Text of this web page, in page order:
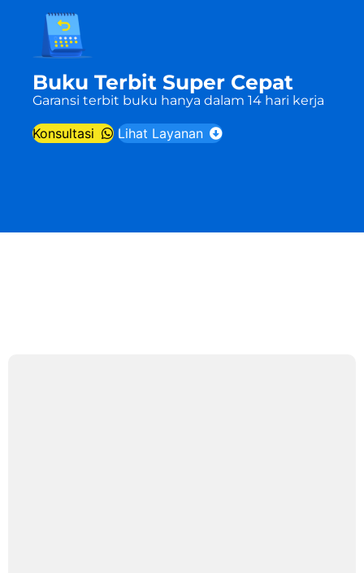
Buku Terbit Super Cepat
Garansi terbit buku hanya dalam 14 hari kerja
Konsultasi Lihat Layanan